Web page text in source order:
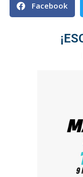
Facebook